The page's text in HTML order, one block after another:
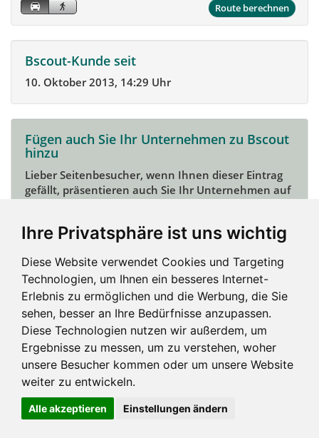
Ihre Privatsphäre ist uns wichtig
Diese Website verwendet Cookies und Targeting
Technologien, um Ihnen ein besseres Internet-
Erlebnis zu ermöglichen und die Werbung, die Sie
sehen, besser an Ihre Bedürfnisse anzupassen.
Diese Technologien nutzen wir außerdem, um
Ergebnisse zu messen, um zu verstehen, woher
unsere Besucher kommen oder um unsere Website
weiter zu entwickeln.
Alle akzeptieren Einstellungen ändern
Route berechnen
Bscout-Kunde seit
10. Oktober 2013, 14:29 Uhr
Fügen auch Sie Ihr Unternehmen zu Bscout
hinzu
Lieber Seitenbesucher, wenn Ihnen dieser Eintrag
gefällt, präsentieren auch Sie Ihr Unternehmen auf
Mein Unternehmen hinzufügen
Impressum und mehr